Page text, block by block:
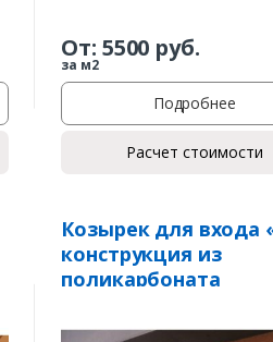
От: 5500 руб.
за м2
Подробнее
Расчет стоимости
Козырек для входа
конструкция из
поликарбоната